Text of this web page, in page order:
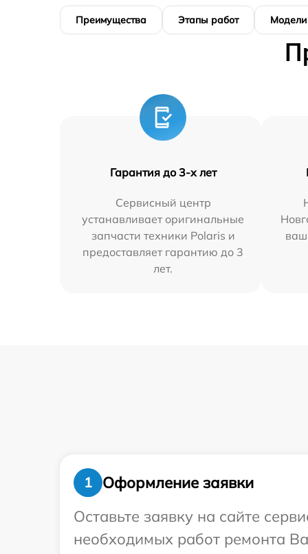
Преимущества Этапы работ Модели
Гарантия до 3-х лет
Сервисный центр
устанавливает оригинальные
запчасти техники Polaris и
предоставляет гарантию до 3
лет.
1
Оформление заявки
Оставьте заявку на сайте
необходимых работ ремонта